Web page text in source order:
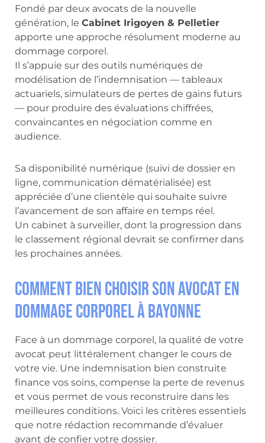
Fondé par deux avocats de la nouvelle
génération, le Cabinet Irigoyen & Pelletier
apporte une approche résolument moderne au
dommage corporel.
Il s’appuie sur des outils numériques de
modélisation de l’indemnisation — tableaux
actuariels, simulateurs de pertes de gains futurs
— pour produire des évaluations chiffrées,
convaincantes en négociation comme en
audience.
Sa disponibilité numérique (suivi de dossier en
ligne, communication dématérialisée) est
appréciée d’une clientèle qui souhaite suivre
l’avancement de son affaire en temps réel.
Un cabinet à surveiller, dont la progression dans
le classement régional devrait se confirmer dans
les prochaines années.
Comment bien choisir son avocat en
dommage corporel à Bayonne
Face à un dommage corporel, la qualité de votre
avocat peut littéralement changer le cours de
votre vie. Une indemnisation bien construite
finance vos soins, compense la perte de revenus
et vous permet de vous reconstruire dans les
meilleures conditions. Voici les critères essentiels
que notre rédaction recommande d’évaluer
avant de confier votre dossier.